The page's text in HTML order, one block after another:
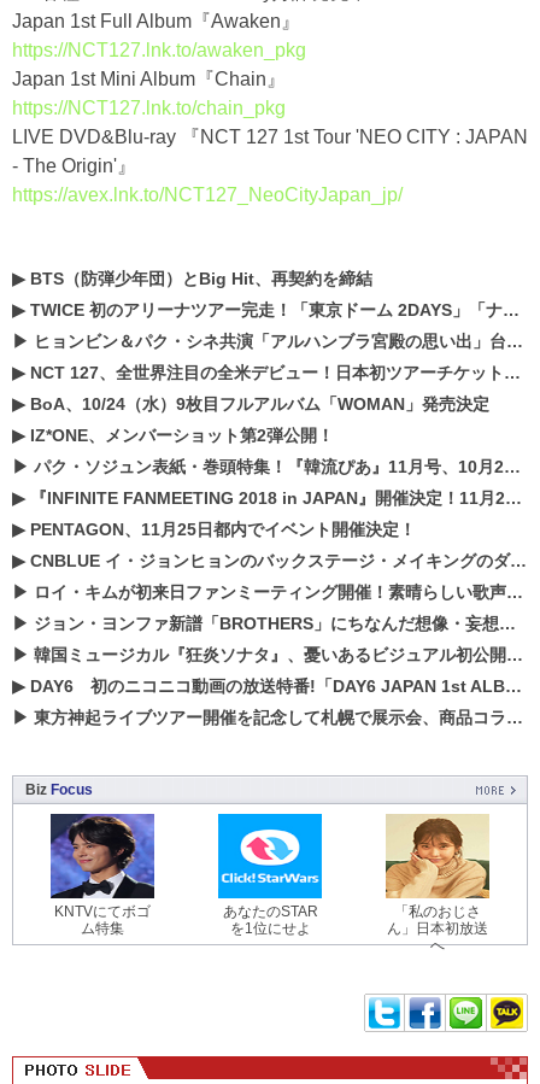
Japan 1st Full Album『Awaken』
https://NCT127.lnk.to/awaken_pkg
Japan 1st Mini Album『Chain』
https://NCT127.lnk.to/chain_pkg
LIVE DVD&Blu-ray 『NCT 127 1st Tour 'NEO CITY : JAPAN
- The Origin'』
https://avex.lnk.to/NCT127_NeoCityJapan_jp/
▶ BTS（防弾少年団）とBig Hit、再契約を締結
▶TWICE 初のアリーナツアー完走！「東京ドーム 2DAYS」「ナゴヤドーム1DAY」「京セラドーム1DAY」2019年ドームツアー開催決定！！
▶ ヒョンビン＆パク・シネ共演「アルハンブラ宮殿の思い出」台本読み現場を公開
▶ NCT 127、全世界注目の全米デビュー！日本初ツアーチケットが早くもプレミア化！？
▶ BoA、10/24（水）9枚目フルアルバム「WOMAN」発売決定
▶ IZ*ONE、メンバーショット第2弾公開！
▶ パク・ソジュン表紙・巻頭特集！『韓流ぴあ』11月号、10月22日（月）発売！
▶
『INFINITE FANMEETING 2018 in JAPAN』開催決定！11月21、22日にパシフィコ横浜にて実施
▶ PENTAGON、11月25日都内でイベント開催決定！
▶CNBLUE イ・ジョンヒョンのバックステージ・メイキングのダイジェスト映像が公開！
▶ ロイ・キムが初来日ファンミーティング開催！素晴らしい歌声に癒される贅沢な時間
▶ ジョン・ヨンファ新譜「BROTHERS」にちなんだ想像・妄想企画がスタート！
▶ 韓国ミュージカル『狂炎ソナタ』、憂いある​ビジュアル初公開!! 主役リョウク、SHIN、KENらのコメントが到着！
▶ DAY6 初のニコニコ動画の放送特番!「DAY6 JAPAN 1st ALBUM「UNLOCK」発売記念 ライブ@ニコ生」を配信決定!
▶ 東方神起ライブツアー開催を記念して札幌で展示会、商品コラボが実現！！
Biz Focus
KNTVにてボゴ
ム特集
あなたのSTAR
を1位にせよ
「私のおじさ
ん」日本初放送
へ